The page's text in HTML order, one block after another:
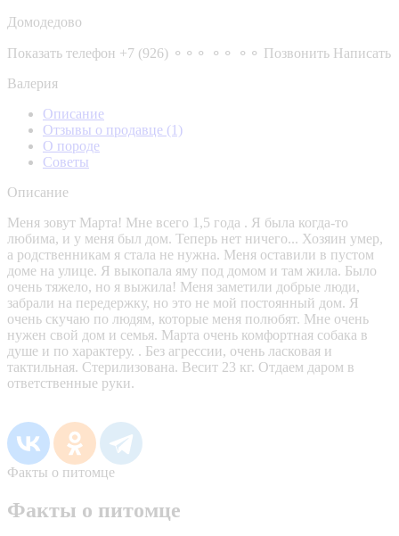
Домодедово
Показать телефон +7 (926) ⚬⚬⚬ ⚬⚬ ⚬⚬ Позвонить Написать
Валерия
Описание
Отзывы о продавце (1)
О породе
Советы
Описание
Меня зовут Марта! Мне всего 1,5 года . Я была когда-то
любима, и у меня был дом. Теперь нет ничего... Хозяин умер,
а родственникам я стала не нужна. Меня оставили в пустом
доме на улице. Я выкопала яму под домом и там жила. Было
очень тяжело, но я выжила! Меня заметили добрые люди,
забрали на передержку, но это не мой постоянный дом. Я
очень скучаю по людям, которые меня полюбят. Мне очень
нужен свой дом и семья. Марта очень комфортная собака в
душе и по характеру. . Без агрессии, очень ласковая и
тактильная. Стерилизована. Весит 23 кг. Отдаем даром в
ответственные руки.
Факты о питомце
Факты о питомце